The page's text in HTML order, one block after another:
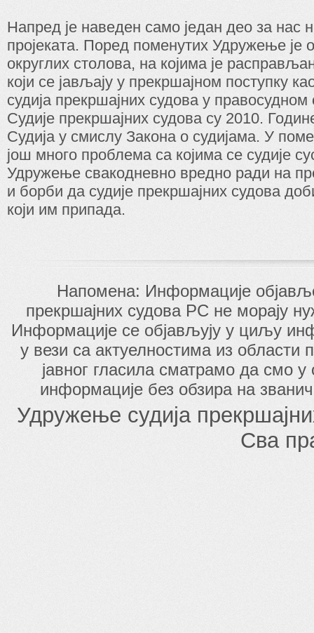
Напред је наведен само један део за нас
пројеката. Поред поменутих Удружење је
округлих столова, на којима је
који се јављају у прекршајном поступку
судија прекршајних судова у
Судије прекршајних судова су 2010.
Судија у смислу Закона о судијама. У
још много проблема са којима се судије
Удружење свакодневно вредно ради на
и борби да судије прекршајних судова
који им припада.
Напомена: Информације
прекршајних судова РС не морају
Информације се објављују у циљу
у вези са актуелностима из области
јавног гласила сматрамо да смо
информације без обзира на
Удружење судија
Сва